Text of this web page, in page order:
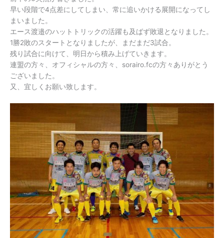
早い段階で4点差にしてしまい、常に追いかける展開になってし
まいました。
エース渡邉のハットトリックの活躍も及ばず敗退となりました。
1勝2敗のスタートとなりましたが、まだまだ3試合。
残り試合に向けて、明日から積み上げていきます。
連盟の方々、オフィシャルの方々、sorairo.fcの方々ありがとう
ございました。
又、宜しくお願い致します。